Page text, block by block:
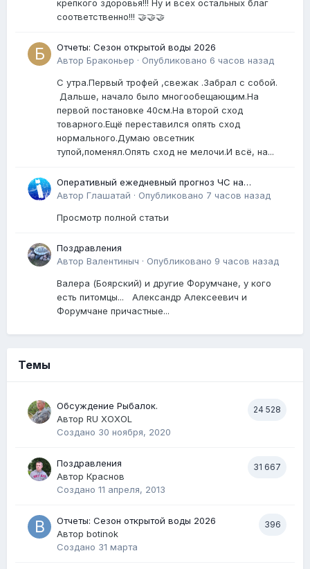
крепкого здоровья!!! Ну и всех остальных благ
соответственно!!! 🤝🤝🤝
Отчеты: Сезон открытой воды 2026
Автор Браконьер · Опубликовано 6 часов назад
С утра.Первый трофей ,свежак .Забрал с собой.
Дальше, начало было многообещающим.На
первой постановке 40см.На второй сход
товарного.Ещё переставился опять сход
нормального.Думаю овсетник
тупой,поменял.Опять сход не мелочи.И всё, на...
Оперативный ежедневный прогноз ЧС на
территории Новгородской области на 9 августа
Автор Глашатай · Опубликовано 7 часов назад
Просмотр полной статьи
Поздравления
Автор Валентиныч · Опубликовано 9 часов назад
Валера (Боярский) и другие Форумчане, у кого
есть питомцы... Александр Алексеевич и
Форумчане причастные...
Темы
24 528
Обсуждение Рыбалок.
Автор RU XOXOL
Создано 30 ноября, 2020
31 667
Поздравления
Автор Краснов
Создано 11 апреля, 2013
396
Отчеты: Сезон открытой воды 2026
Автор botinok
Создано 31 марта